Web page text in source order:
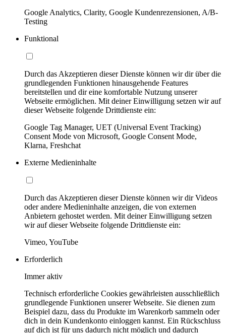
Google Analytics, Clarity, Google Kundenrezensionen, A/B-
Testing
Funktional
Durch das Akzeptieren dieser Dienste können wir dir über die
grundlegenden Funktionen hinausgehende Features
bereitstellen und dir eine komfortable Nutzung unserer
Webseite ermöglichen. Mit deiner Einwilligung setzen wir auf
dieser Webseite folgende Drittdienste ein:
Google Tag Manager, UET (Universal Event Tracking)
Consent Mode von Microsoft, Google Consent Mode,
Klarna, Freshchat
Externe Medieninhalte
Durch das Akzeptieren dieser Dienste können wir dir Videos
oder andere Medieninhalte anzeigen, die von externen
Anbietern gehostet werden. Mit deiner Einwilligung setzen
wir auf dieser Webseite folgende Drittdienste ein:
Vimeo, YouTube
Erforderlich
Immer aktiv
Technisch erforderliche Cookies gewährleisten ausschließlich
grundlegende Funktionen unserer Webseite. Sie dienen zum
Beispiel dazu, dass du Produkte im Warenkorb sammeln oder
dich in dein Kundenkonto einloggen kannst. Ein Rückschluss
auf dich ist für uns dadurch nicht möglich und dadurch